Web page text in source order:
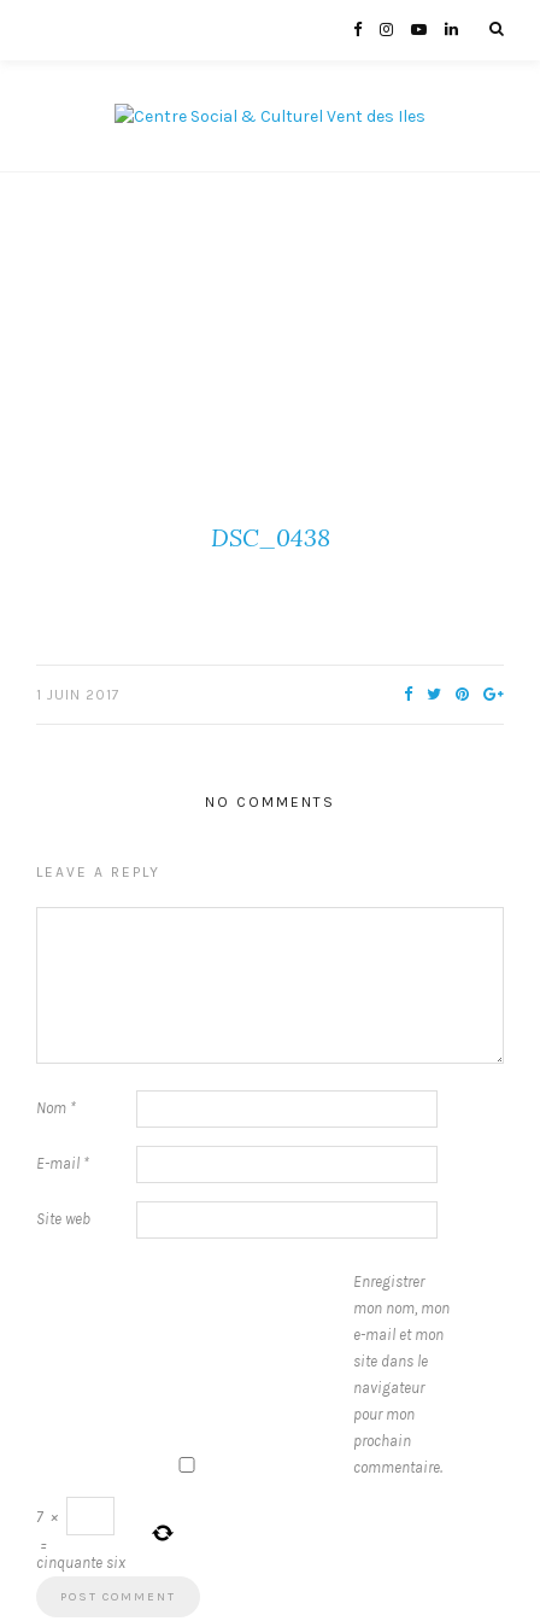
DSC_0438
1 JUIN 2017
NO COMMENTS
LEAVE A REPLY
Nom *
E-mail *
Site web
Enregistrer
mon nom, mon
e-mail et mon
site dans le
navigateur
pour mon
prochain
commentaire.
7 ×
=
cinquante six